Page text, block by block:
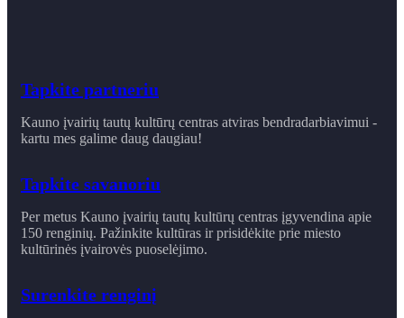
Tapkite partneriu
Kauno įvairių tautų kultūrų centras atviras bendradarbiavimui -
kartu mes galime daug daugiau!
Tapkite savanoriu
Per metus Kauno įvairių tautų kultūrų centras įgyvendina apie
150 renginių. Pažinkite kultūras ir prisidėkite prie miesto
kultūrinės įvairovės puoselėjimo.
Surenkite renginį